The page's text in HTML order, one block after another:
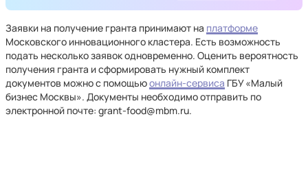
Заявки на получение гранта принимают на платформе
Московского инновационного кластера. Есть возможность
подать несколько заявок одновременно. Оценить вероятность
получения гранта и сформировать нужный комплект
документов можно с помощьюонлайн-сервиса ГБУ «Малый
бизнес Москвы». Документы необходимо отправить по
электронной почте: grant-food@mbm.ru.